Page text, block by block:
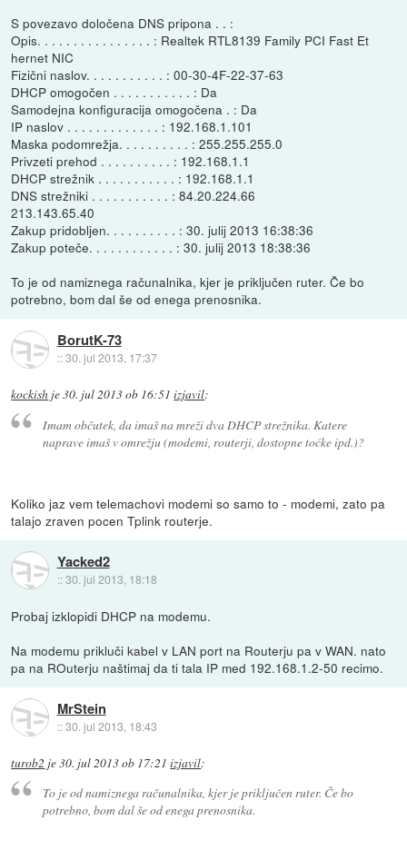
S povezavo določena DNS pripona . . :
Opis. . . . . . . . . . . . . . . . : Realtek RTL8139 Family PCI Fast Et
hernet NIC
Fizični naslov. . . . . . . . . . . : 00-30-4F-22-37-63
DHCP omogočen . . . . . . . . . . . : Da
Samodejna konfiguracija omogočena . : Da
IP naslov . . . . . . . . . . . . . : 192.168.1.101
Maska podomrežja. . . . . . . . . . : 255.255.255.0
Privzeti prehod . . . . . . . . . . : 192.168.1.1
DHCP strežnik . . . . . . . . . . . : 192.168.1.1
DNS strežniki . . . . . . . . . . . : 84.20.224.66
213.143.65.40
Zakup pridobljen. . . . . . . . . . : 30. julij 2013 16:38:36
Zakup poteče. . . . . . . . . . . . : 30. julij 2013 18:38:36
To je od namiznega računalnika, kjer je priključen ruter. Če bo
potrebno, bom dal še od enega prenosnika.
BorutK-73
::30. jul 2013, 17:37
kockish je30. jul 2013 ob 16:51 izjavil:
Imam občutek, da imaš na mreži dva DHCP strežnika. Katere
naprave imaš v omrežju (modemi, routerji, dostopne toćke ipd.)?
Koliko jaz vem telemachovi modemi so samo to - modemi, zato pa
talajo zraven pocen Tplink routerje.
Yacked2
::30. jul 2013, 18:18
Probaj izklopidi DHCP na modemu.
Na modemu prikluči kabel v LAN port na Routerju pa v WAN. nato
pa na ROuterju naštimaj da ti tala IP med 192.168.1.2-50 recimo.
MrStein
::30. jul 2013, 18:43
turob2 je30. jul 2013 ob 17:21 izjavil:
To je od namiznega računalnika, kjer je priključen ruter. Če bo
potrebno, bom dal še od enega prenosnika.